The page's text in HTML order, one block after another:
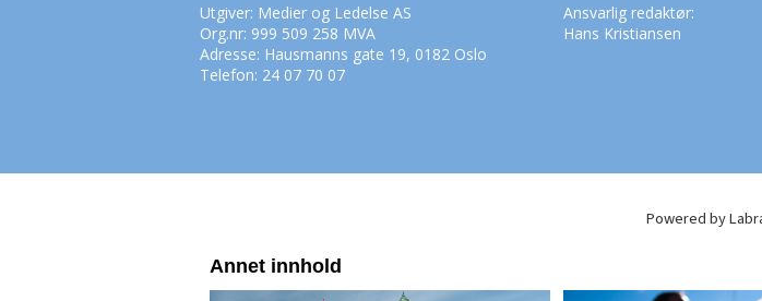
Utgiver: Medier og Ledelse AS
Org.nr: 999 509 258 MVA
Adresse: Hausmanns gate 19, 0182 Oslo
Telefon: 24 07 70 07
Ansvarlig redaktør:
Hans Kristiansen
Powered by